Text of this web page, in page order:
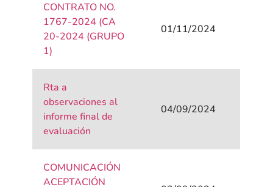
CONTRATO NO.
1767-2024 (CA
20-2024 (GRUPO
1)
01/11/2024
Rta a
observaciones al
informe final de
evaluación
04/09/2024
COMUNICACIÓN
ACEPTACIÓN